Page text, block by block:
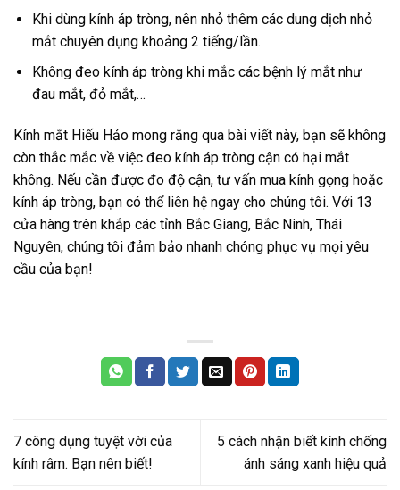
Khi dùng kính áp tròng, nên nhỏ thêm các dung dịch nhỏ
mắt chuyên dụng khoảng 2 tiếng/lần.
Không đeo kính áp tròng khi mắc các bệnh lý mắt như
đau mắt, đỏ mắt,…
Kính mắt Hiếu Hảo mong rằng qua bài viết này, bạn sẽ không
còn thắc mắc về việc đeo kính áp tròng cận có hại mắt
không. Nếu cần được đo độ cận, tư vấn mua kính gọng hoặc
kính áp tròng, bạn có thể liên hệ ngay cho chúng tôi. Với 13
cửa hàng trên khắp các tỉnh Bắc Giang, Bắc Ninh, Thái
Nguyên, chúng tôi đảm bảo nhanh chóng phục vụ mọi yêu
cầu của bạn!
7 công dụng tuyệt vời của
kính râm. Bạn nên biết!
5 cách nhận biết kính chống
ánh sáng xanh hiệu quả